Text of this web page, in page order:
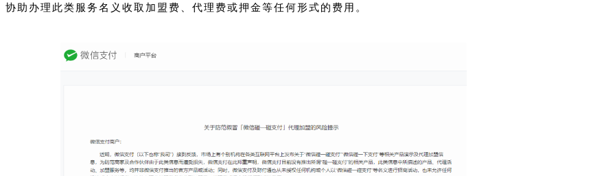
协助办理此类服务名义收取加盟费、代理费或押金等任何形式的费用。